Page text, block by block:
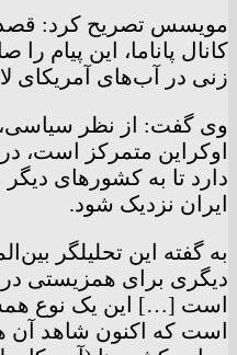
مویسس تصریح کرد: قصد
کانال پاناما، این پیام
زنی در آب‌های آمریکای
وی گفت: از نظر سیاسی،
اوکراین متمرکز است، در
دارد تا به کشورهای
ایران نزدیک شود.
به گفته این تحلیلگر
دیگری برای همزیستی در
است […] این یک نوع
است که اکنون شاهد آن